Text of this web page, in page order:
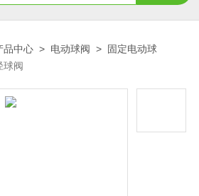
品中心 > 电动球阀 > 固定电动球
球阀